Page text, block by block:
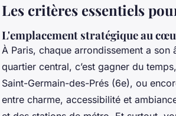
Les critères essentiels
L'emplacement stratégique au
À Paris, chaque arrondissement a
quartier central, c’est gagner du
Saint-Germain-des-Prés (6e), ou
entre charme, accessibilité et